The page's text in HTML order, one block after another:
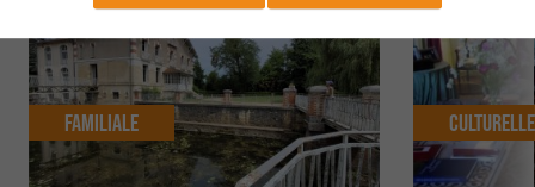
Familiale Culturelle